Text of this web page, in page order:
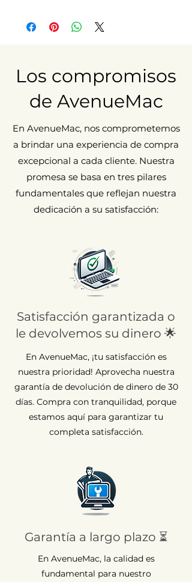
Los compromisos
de AvenueMac
En AvenueMac, nos comprometemos
a brindar una experiencia de compra
excepcional a cada cliente. Nuestra
promesa se basa en tres pilares
fundamentales que reflejan nuestra
dedicación a su satisfacción:
Satisfacción garantizada o
le devolvemos su dinero 🌟
En AvenueMac, ¡tu satisfacción es
nuestra prioridad! Aprovecha nuestra
garantía de devolución de dinero de 30
días. Compra con tranquilidad, porque
estamos aquí para garantizar tu
completa satisfacción.
Garantía a largo plazo ⏳
En AvenueMac, la calidad es
fundamental para nuestro